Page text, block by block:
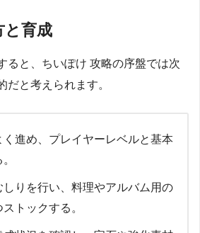
と育成
ると、ちいぽけ 攻略の序盤では次
だと考えられます。
進め、プレイヤーレベルと基本
しりを行い、料理やアルバム用の
トックする。